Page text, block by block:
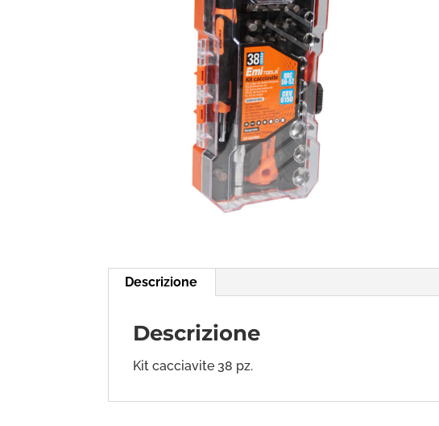
Descrizione
Descrizione
Kit cacciavite 38 pz.